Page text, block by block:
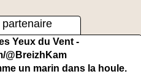
Yeux du Vent -
@BreizhKam
un marin dans la houle.